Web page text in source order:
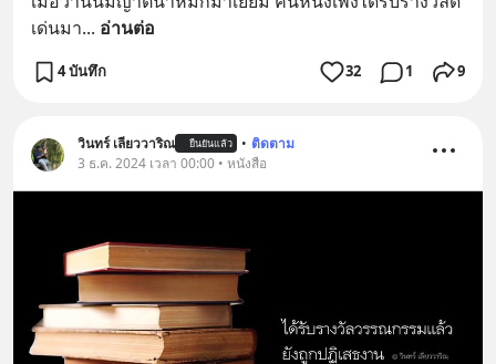
เด่นมา... อ่านต่อ
4 บันทึก 32 1 9
วินทร์ เลียววาริณ ยืนยันแล้ว • ติดตาม
3 ธ.ค. 2024 เวลา 00:00 • หนังสือ